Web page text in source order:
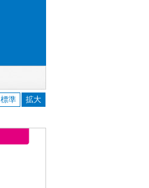
標準 拡大